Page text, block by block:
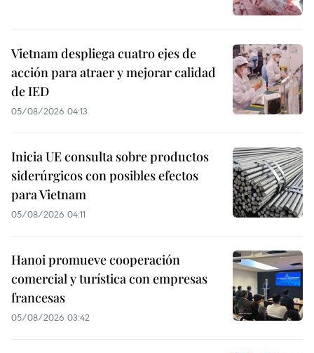
Vietnam despliega cuatro ejes de
acción para atraer y mejorar calidad
de IED
05/08/2026 04:13
Inicia UE consulta sobre productos
siderúrgicos con posibles efectos
para Vietnam
05/08/2026 04:11
Hanoi promueve cooperación
comercial y turística con empresas
francesas
05/08/2026 03:42